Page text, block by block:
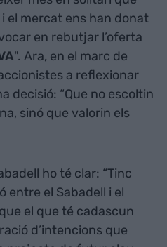
el mercat ens han donat
en rebutjar l’oferta
". Ara, en el marc de
a reflexionar
decisió: “Que no escoltin
sinó que valorin els
ho té clar: “Tinc
entre el Sabadell i el
el que té cadascun
d’intencions que